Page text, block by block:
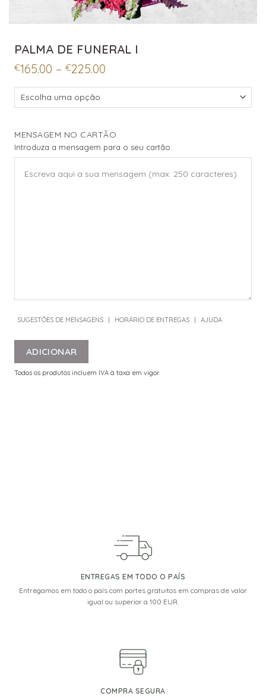
PALMA DE FUNERAL I
€165.00 – €225.00
€165.00
through
MENSAGEM NO CARTÃO
Introduza a mensagem para o seu cartão.
SUGESTÕES DE MENSAGENS | HORÁRIO DE ENTREGAS | AJUDA
ADICIONAR
Todos os produtos incluem IVA à taxa em vigor.
ENTREGAS EM TODO O PAÍS
Entregamos em todo o país com portes gratuitos em compras de valor
igual ou superior a 100 EUR.
COMPRA SEGURA